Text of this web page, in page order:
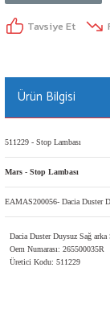
Tavsiye Et
Ürün Bilgisi
511229 - Stop Lambası
Mars - Stop Lambası
EAMAS200056- Dacia Duster
Dacia Duster Duysuz Sağ
Oem Numarası: 265500035R
Üretici Kodu: 511229